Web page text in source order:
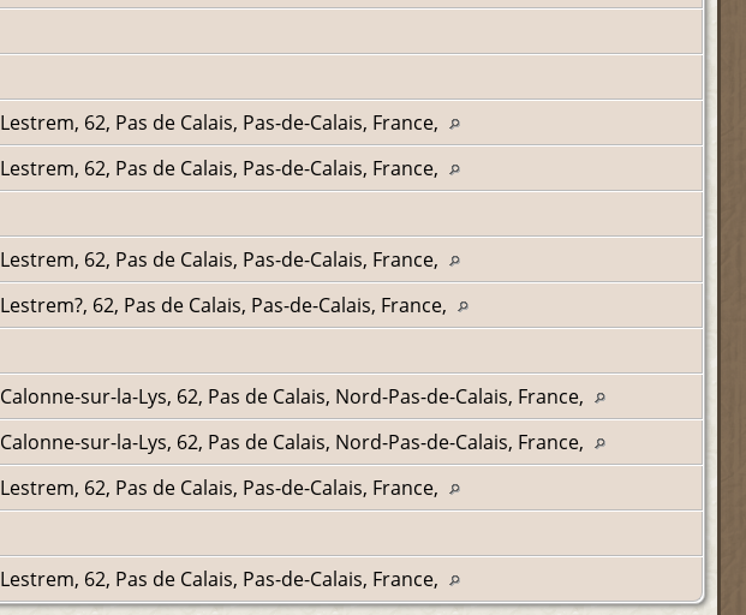
Lestrem, 62, Pas de Calais, Pas-de-Calais, France,
Lestrem, 62, Pas de Calais, Pas-de-Calais, France,
Lestrem, 62, Pas de Calais, Pas-de-Calais, France,
Lestrem?, 62, Pas de Calais, Pas-de-Calais, France,
Calonne-sur-la-Lys, 62, Pas de Calais, Nord-Pas-de-Calais, France,
Calonne-sur-la-Lys, 62, Pas de Calais, Nord-Pas-de-Calais, France,
Lestrem, 62, Pas de Calais, Pas-de-Calais, France,
Lestrem, 62, Pas de Calais, Pas-de-Calais, France,